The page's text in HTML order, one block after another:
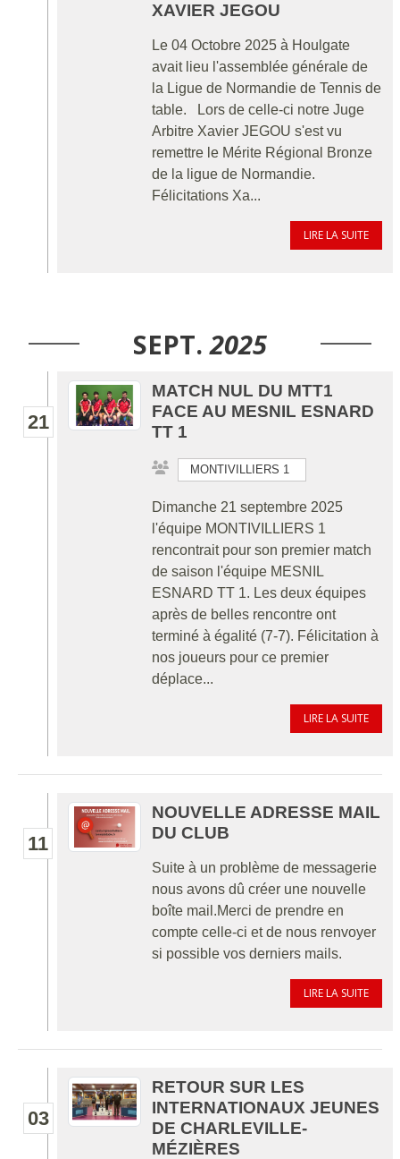
XAVIER JEGOU
Le 04 Octobre 2025 à Houlgate
avait lieu l'assemblée générale de
la Ligue de Normandie de Tennis de
table. Lors de celle-ci notre Juge
Arbitre Xavier JEGOU s'est vu
remettre le Mérite Régional Bronze
de la ligue de Normandie.
Félicitations Xa...
LIRE LA SUITE
SEPT. 2025
21
MATCH NUL DU MTT1
FACE AU MESNIL ESNARD
TT 1
MONTIVILLIERS 1
Dimanche 21 septembre 2025
l'équipe MONTIVILLIERS 1
rencontrait pour son premier match
de saison l'équipe MESNIL
ESNARD TT 1. Les deux équipes
après de belles rencontre ont
terminé à égalité (7-7). Félicitation à
nos joueurs pour ce premier
déplace...
LIRE LA SUITE
11
NOUVELLE ADRESSE MAIL
DU CLUB
Suite à un problème de messagerie
nous avons dû créer une nouvelle
boîte mail.Merci de prendre en
compte celle-ci et de nous renvoyer
si possible vos derniers mails.
LIRE LA SUITE
03
RETOUR SUR LES
INTERNATIONAUX JEUNES
DE CHARLEVILLE-
MÉZIÈRES